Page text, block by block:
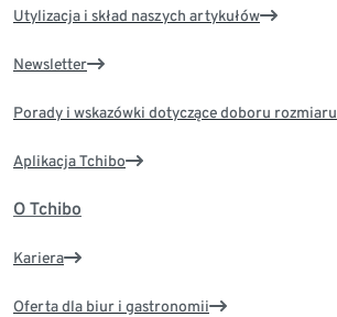
Utylizacja i skład naszych artykułów
Newsletter
Porady i wskazówki dotyczące doboru rozmiaru
Aplikacja Tchibo
O Tchibo
Kariera
Oferta dla biur i gastronomii